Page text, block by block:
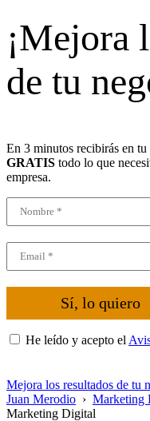
¡Mejora
de tu
En 3 minutos recibirás en tu
GRATIS todo lo que
empresa.
Sí, lo quiero
He leído y acepto el
Mejora los resultados de tu
Juan Merodio › Marketing
Marketing Digital